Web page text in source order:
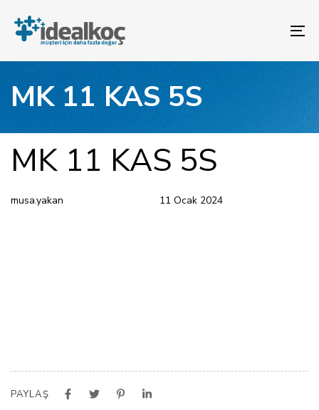
atla
gezinme
bölümüne
geç
İçeriğe
atlaMK 11 KAS 5S
MK 11 KAS 5S
musa.yakan 11 Ocak 2024
PAYLAŞ